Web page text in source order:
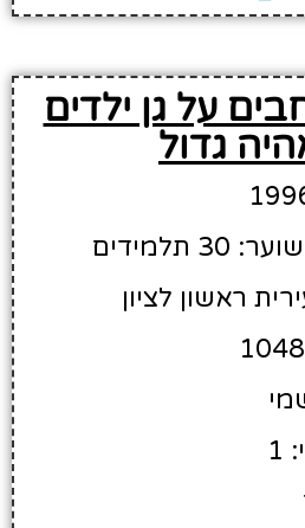
על גן ילדים
גדול
ראשון לציון